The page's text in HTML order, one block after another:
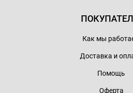
Как мы
Доставка и
Помощь
Оферта